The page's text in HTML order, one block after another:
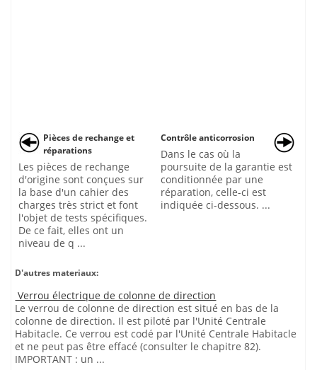
Pièces de rechange et
réparations
Les pièces de rechange
d'origine sont conçues sur
la base d'un cahier des
charges très strict et font
l'objet de tests spécifiques.
De ce fait, elles ont un
niveau de q ...
Contrôle anticorrosion
Dans le cas où la
poursuite de la garantie est
conditionnée par une
réparation, celle-ci est
indiquée ci-dessous. ...
D'autres materiaux:
Verrou électrique de colonne de direction
Le verrou de colonne de direction est situé en bas de la
colonne de direction. Il est piloté par l'Unité Centrale
Habitacle. Ce verrou est codé par l'Unité Centrale Habitacle
et ne peut pas être effacé (consulter le chapitre 82).
IMPORTANT : un ...